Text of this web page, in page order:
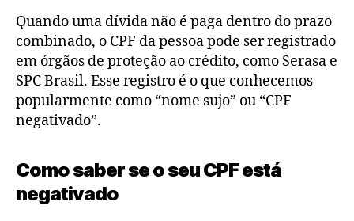
Quando uma dívida não é paga dentro do prazo
combinado, o CPF da pessoa pode ser registrado
em órgãos de proteção ao crédito, como Serasa e
SPC Brasil. Esse registro é o que conhecemos
popularmente como “nome sujo” ou “CPF
negativado”.
Como saber se o seu CPF está
negativado